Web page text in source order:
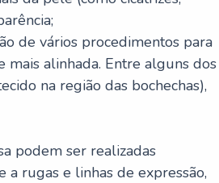
de vários procedimentos para
mais alinhada. Entre alguns dos
na região das bochechas),
podem ser realizadas
a rugas e linhas de expressão,